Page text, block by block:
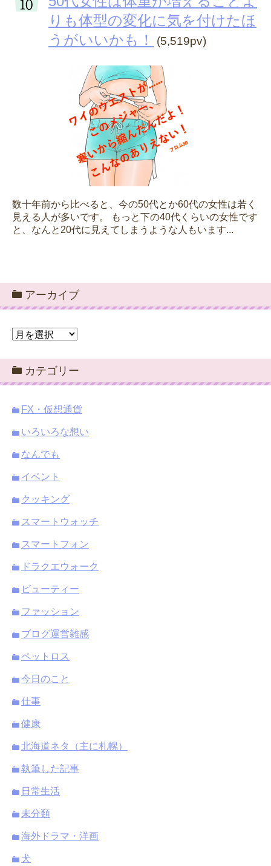
りも体型の変化に気を付けたほ
うがいいかも！
(5,519pv)
数十年前から比べると、今の50代とか60代の女性は若く
見える人が多いです。 もっと下の40代くらいの女性です
と、なんと20代に見えてしまうような人もいます...
アーカイブ
ア
カ
イ
ブ
カテゴリー
FX・仮想通貨
いろいろな想い
なんでも
イベント
クッキング
スマートウォッチ
スマートフォン
ドラクエウォーク
ビューティー
ファッション
ブログ運営雑感
ペットロス
今日のこと
仕事
健康
北海道ネタ（主に札幌）
執筆した記事
日常生活
未分類
海外ドラマ・洋画
犬